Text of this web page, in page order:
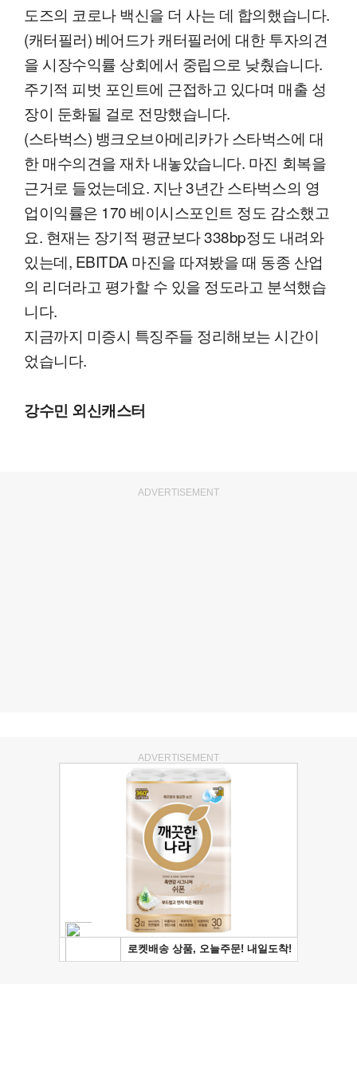
도즈의 코로나 백신을 더 사는 데 합의했습니다.
(캐터필러) 베어드가 캐터필러에 대한 투자의견
을 시장수익률 상회에서 중립으로 낮췄습니다.
주기적 피벗 포인트에 근접하고 있다며 매출 성
장이 둔화될 걸로 전망했습니다.
(스타벅스) 뱅크오브아메리카가 스타벅스에 대
한 매수의견을 재차 내놓았습니다. 마진 회복을
근거로 들었는데요. 지난 3년간 스타벅스의 영
업이익률은 170 베이시스포인트 정도 감소했고
요. 현재는 장기적 평균보다 338bp정도 내려와
있는데, EBITDA 마진을 따져봤을 때 동종 산업
의 리더라고 평가할 수 있을 정도라고 분석했습
니다.
지금까지 미증시 특징주들 정리해보는 시간이
었습니다.
강수민 외신캐스터
ADVERTISEMENT
ADVERTISEMENT